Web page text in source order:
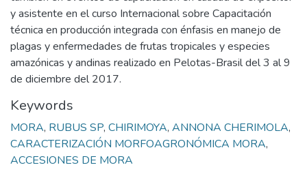
y asistente en el curso Internacional sobre Capacitación
técnica en producción integrada con énfasis en manejo de
plagas y enfermedades de frutas tropicales y especies
amazónicas y andinas realizado en Pelotas-Brasil del 3 al 9
de diciembre del 2017.
Keywords
MORA, RUBUS SP, CHIRIMOYA, ANNONA CHERIMOLA,
CARACTERIZACIÓN MORFOAGRONÓMICA MORA,
ACCESIONES DE MORA